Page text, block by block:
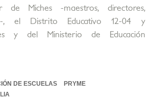
de Miches -maestros, directores,
, el Distrito Educativo 12-04 y
y del Ministerio de Educación
DE ESCUELAS
PRYME